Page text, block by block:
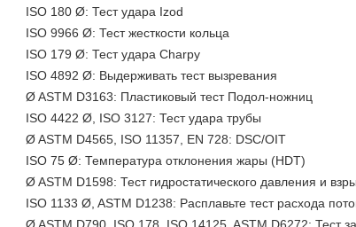
ISO 180 Ø: Тест удара Izod
ISO 9966 Ø: Тест жесткости кольца
ISO 179 Ø: Тест удара Charpy
ISO 4892 Ø: Выдерживать тест вызревания
Ø ASTM D3163: Пластиковый тест Подол-ножниц
ISO 4422 Ø, ISO 3127: Тест удара трубы
Ø ASTM D4565, ISO 11357, EN 728: DSC/OIT
ISO 75 Ø: Температура отклонения жары (HDT)
Ø ASTM D1598: Тест гидростатического давления и
ISO 1133 Ø, ASTM D1238: Расплавьте тест расхода
Ø ASTM D790, ISO 178, ISO 14125, ASTM D6272: Тест